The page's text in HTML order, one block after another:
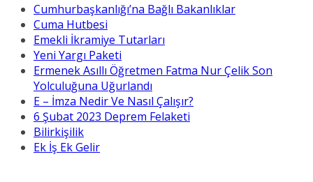
Cumhurbaşkanlığı’na Bağlı Bakanlıklar
Cuma Hutbesi
Emekli İkramiye Tutarları
Yeni Yargı Paketi
Ermenek Asıllı Öğretmen Fatma Nur Çelik Son
Yolculuğuna Uğurlandı
E – İmza Nedir Ve Nasıl Çalışır?
6 Şubat 2023 Deprem Felaketi
Bilirkişilik
Ek İş Ek Gelir